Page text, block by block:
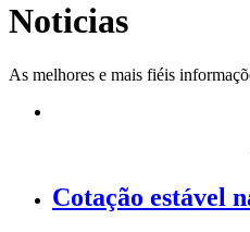
Noticias
As melhores e mais fiéis
Cotação estável